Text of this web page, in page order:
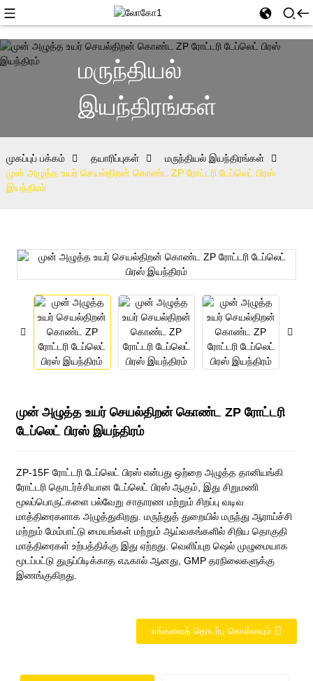
மருந்தியல்
இயந்திரங்கள்
முகப்புப் பக்கம் தயாரிப்புகள்
மருந்தியல் இயந்திரங்கள்
முன் அழுத்த உயர் செயல்திறன் கொண்ட ZP ரோட்டரி டேப்லெட் பிரஸ்
இயந்திரம்
முன் அழுத்த உயர் செயல்திறன் கொண்ட ZP ரோட்டரி
டேப்லெட் பிரஸ் இயந்திரம்
ZP-15F ரோட்டரி டேப்லெட் பிரஸ் என்பது ஒற்றை அழுத்த தானியங்கி
ரோட்டரி தொடர்ச்சியான டேப்லெட் பிரஸ் ஆகும், இது சிறுமணி
மூலப்பொருட்களை பல்வேறு சாதாரண மற்றும் சிறப்பு வடிவ
மாத்திரைகளாக அழுத்துகிறது. மருந்துத் துறையில் மருந்து ஆராய்ச்சி
மற்றும் மேம்பாட்டு மையங்கள் மற்றும் ஆய்வகங்களில் சிறிய தொகுதி
மாத்திரைகள் உற்பத்திக்கு இது ஏற்றது. வெளிப்புற ஷெல் முழுமையாக
மூடப்பட்டு துருப்பிடிக்காத எஃகால் ஆனது, GMP தரநிலைகளுக்கு
இணங்குகிறது.
எங்களைத் தொடர்பு கொள்ளவும்